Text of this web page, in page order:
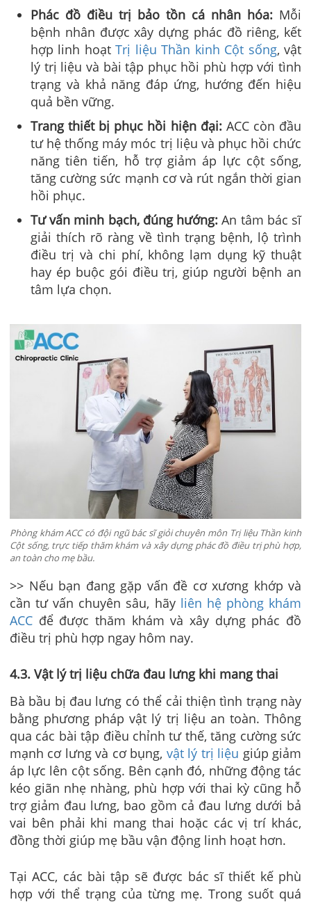
Phác đồ điều trị bảo tồn cá nhân hóa: Mỗi
bệnh nhân được xây dựng phác đồ riêng, kết
hợp linh hoạtTrị liệu Thần kinh Cột sống, vật
lý trị liệu và bài tập phục hồi phù hợp với tình
trạng và khả năng đáp ứng, hướng đến hiệu
quả bền vững.
Trang thiết bị phục hồi hiện đại: ACC còn đầu
tư hệ thống máy móc trị liệu và phục hồi chức
năng tiên tiến, hỗ trợ giảm áp lực cột sống,
tăng cường sức mạnh cơ và rút ngắn thời gian
hồi phục.
Tư vấn minh bạch, đúng hướng: An tâm bác sĩ
giải thích rõ ràng về tình trạng bệnh, lộ trình
điều trị và chi phí, không lạm dụng kỹ thuật
hay ép buộc gói điều trị, giúp người bệnh an
tâm lựa chọn.
Phòng khám ACC có đội ngũ bác sĩ giỏi chuyên môn Trị liệu Thần kinh
Cột sống, trực tiếp thăm khám và xây dựng phác đồ điều trị phù hợp,
an toàn cho mẹ bầu.
>> Nếu bạn đang gặp vấn đề cơ xương khớp và
cần tư vấn chuyên sâu, hãy liên hệ phòng khám
ACC để được thăm khám và xây dựng phác đồ
điều trị phù hợp ngay hôm nay.
4.3. Vật lý trị liệu chữa đau lưng khi mang thai
Bà bầu bị đau lưng có thể cải thiện tình trạng này
bằng phương pháp vật lý trị liệu an toàn. Thông
qua các bài tập điều chỉnh tư thế, tăng cường sức
mạnh cơ lưng và cơ bụng, vật lý trị liệu giúp giảm
áp lực lên cột sống. Bên cạnh đó, những động tác
kéo giãn nhẹ nhàng, phù hợp với thai kỳ cũng hỗ
trợ giảm đau lưng, bao gồm cả đau lưng dưới bả
vai bên phải khi mang thai hoặc các vị trí khác,
đồng thời giúp mẹ bầu vận động linh hoạt hơn.
Tại ACC, các bài tập sẽ được bác sĩ thiết kế phù
hợp với thể trạng của từng mẹ. Trong suốt quá